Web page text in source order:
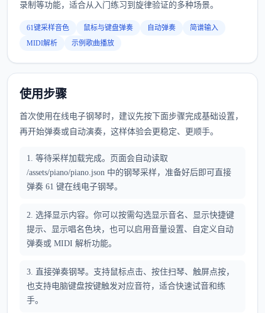
录制等功能，适合从入门练习到旋律验证的多种场景。
61键采样音色 鼠标与键盘弹奏 自动弹奏
简谱输入
MIDI解析
示例歌曲播放
使用步骤
首次使用在线电子钢琴时，建议先按下面步骤完成基础设置，
再开始弹奏或自动演奏，这样体验会更稳定、更顺手。
1. 等待采样加载完成。页面会自动读取
/assets/piano/piano.json 中的钢琴采样，准备好后即可直接
弹奏 61 键在线电子钢琴。
2. 选择显示内容。你可以按需勾选显示音名、显示快捷键
提示、显示唱名色块，也可以启用音量设置、自定义自动
弹奏或 MIDI 解析功能。
3. 直接弹奏钢琴。支持鼠标点击、按住扫琴、触屏点按，
也支持电脑键盘按键触发对应音符，适合快速试音和练
手。